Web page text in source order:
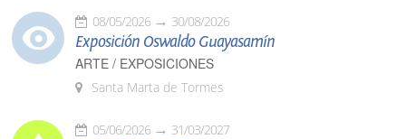
08/05/2026 30/08/2026
Exposición Oswaldo Guayasamín
ARTE / EXPOSICIONES
Santa Marta de Tormes
05/06/2026 31/03/2027